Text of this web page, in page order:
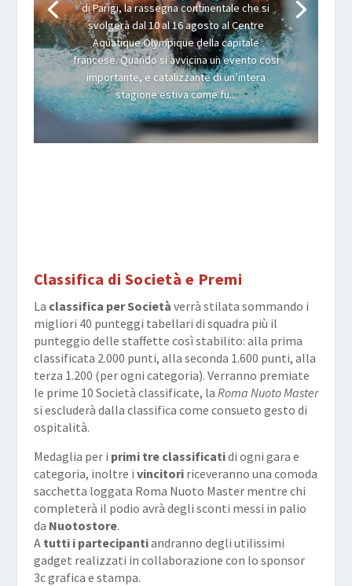
di Parigi, la rassegna continentale che si
svolgerà dal 10 al 16 agosto al Centre
Aquatique Olympique della capitale
francese. Quando si avvicina un evento così
importante, e catalizzante di un’intera
stagione estiva come fu...
Classifica di Società e Premi
La classifica per Società verrà stilata sommando i
migliori 40 punteggi tabellari di squadra più il
punteggio delle staffette così stabilito: alla prima
classificata 2.000 punti, alla seconda 1.600 punti, alla
terza 1.200 (per ogni categoria). Verranno premiate
le prime 10 Società classificate, la Roma Nuoto Master
si escluderà dalla classifica come consueto gesto di
ospitalità.
Medaglia per i primi tre classificatidi ogni gara e
categoria, inoltre i vincitoririceveranno una comoda
sacchetta loggata Roma Nuoto Master mentre chi
completerà il podio avrà degli sconti messi in palio
da Nuotostore.
A tutti i partecipantiandranno degli utilissimi
gadget realizzati in collaborazione con lo sponsor
3c grafica e stampa.